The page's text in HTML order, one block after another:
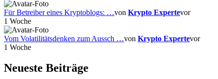
Für Betreiber eines Kryptoblogs: …von Krypto Expertevor
1 Woche
Vom Volatilitätsdenken zum Aussch …von Krypto Expertevor
1 Woche
Neueste Beiträge